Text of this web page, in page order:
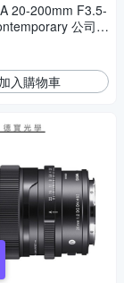
20-200mm F3.5-
公司貨
星 棒球 必備
入購物車